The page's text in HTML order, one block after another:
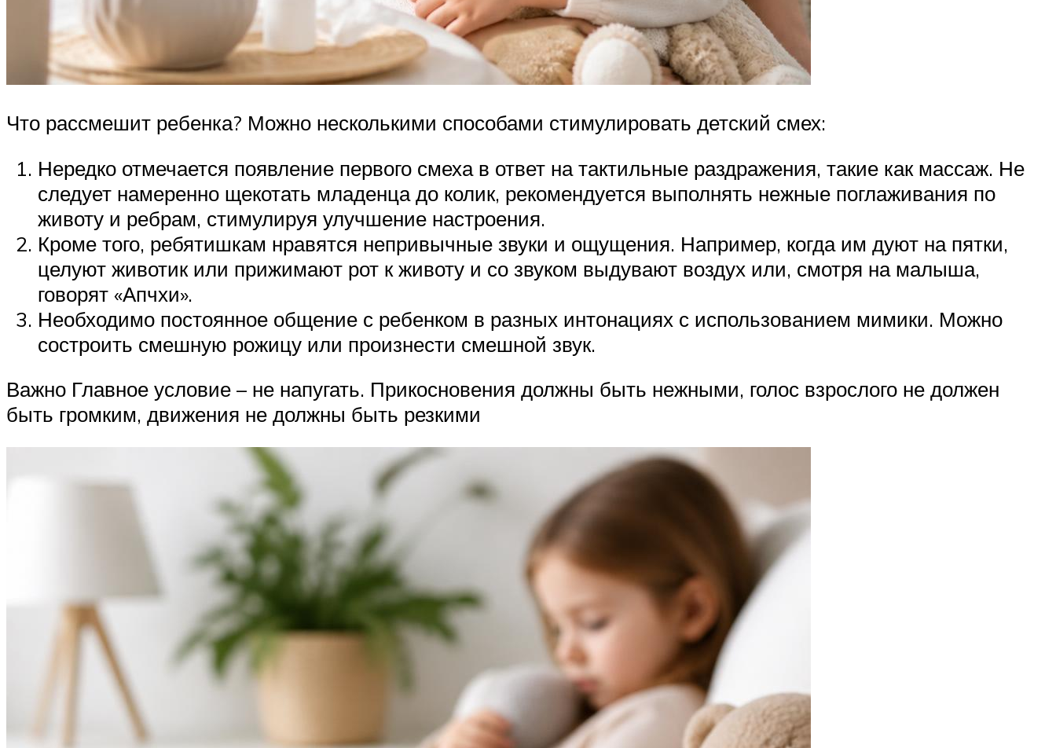
Что рассмешит ребенка? Можно несколькими способами стимулировать детский смех:
Нередко отмечается появление первого смеха в ответ на тактильные раздражения, такие как массаж. Не
следует намеренно щекотать младенца до колик, рекомендуется выполнять нежные поглаживания по
животу и ребрам, стимулируя улучшение настроения.
Кроме того, ребятишкам нравятся непривычные звуки и ощущения. Например, когда им дуют на пятки,
целуют животик или прижимают рот к животу и со звуком выдувают воздух или, смотря на малыша,
говорят «Апчхи».
Необходимо постоянное общение с ребенком в разных интонациях с использованием мимики. Можно
состроить смешную рожицу или произнести смешной звук.
Важно Главное условие – не напугать. Прикосновения должны быть нежными, голос взрослого не должен
быть громким, движения не должны быть резкими